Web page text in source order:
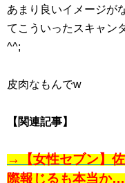
あまり良いイメージが
てこういったスキャン
^^;
皮肉なもんでw
【関連記事】
→【女性セブン】
際報じるも本当か…